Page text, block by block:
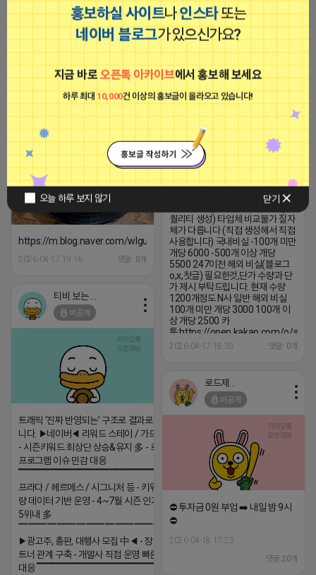
홍보하실 사이트나인스타또는
네이버 블로그가 있으신가요?
지금 바로오픈톡 아카이브에서 홍보해 보세요
하루 최대 10,000건 이상의 홍보글이 올라오고 있습니다!
오늘 하루 보지 않기 닫기
2026-04-17 21:30 댓글: 0개
[아이피몬스터] 전국 최저가 마케팅
용 KT아이피서비스!!
2023-09-06 14:23:39
비공개
https://m.blog.naver.com/wlgus1647/224253846149
2026-04-17 19:16 댓글: 0개
하트뿅뿅 라이언
비공개
N국내 비실,해외 247(블로그생성,
퀄리티 생성) 타업체 비교불가 질자
체가 다릅니다 (직접 생성해서 직접
사용합니다) 국내비실 -100개 미만
개당 6000 -500개 이상 개당
5500 247이전 해외 비실(블로그
o,x,첫글) 필요한것,단가 수량과 단
가 제시 부탁드립니다. 현재 수량
1200개정도 N사 일반 해외 비실
100개 미만 개당 3000 100개 이
상 개당 2500 카
톡:https://open.kakao.com/o/
TG:maketing11
2026-04-17 18:33 댓글: 0개
비공개
트래픽 ‘진짜 반영되는’ 구조로 결과로 보여드립
니다. ▶네이버◀ 리워드 스테이 / 가드 / 자몽 등
- 시즌키워드 최상단 상승&유지 多 - 로직변화,
프로그램 이슈 민감 대응
▔▔▔▔▔▔▔▔▔▔▔▔▔▔▔▔▔▔ ▶쿠팡◀
프라다 / 헤르메스 / 시그니처 등 - 키워드 검색
량 데이터 기반 운영 - 4~7월 시즌 인기 키워드
5위내 多
▔▔▔▔▔▔▔▔▔▔▔▔▔▔▔▔▔▔
▶광고주, 총판, 대행사 모집 中◀ - 장기 협업 파
트너 관계 구축 - 개발사 직접 운영 빠른 피드백
대응 ▔▔▔▔▔▔▔▔▔▔▔▔▔▔▔▔▔▔ (카
비공개
⛔️ 투자금 0원 부업 ➡️ 내일 밤 9시
⛔️
2026-04-18 17:23
댓글:20개